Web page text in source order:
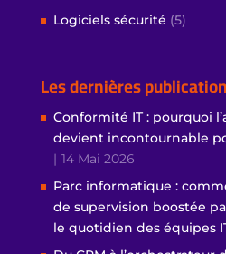
Logiciels sécurité (5)
Les dernières
Conformité IT : pourquoi
devient incontournable
14 Mai 2026
Parc informatique :
de supervision boostée
le quotidien des équipes